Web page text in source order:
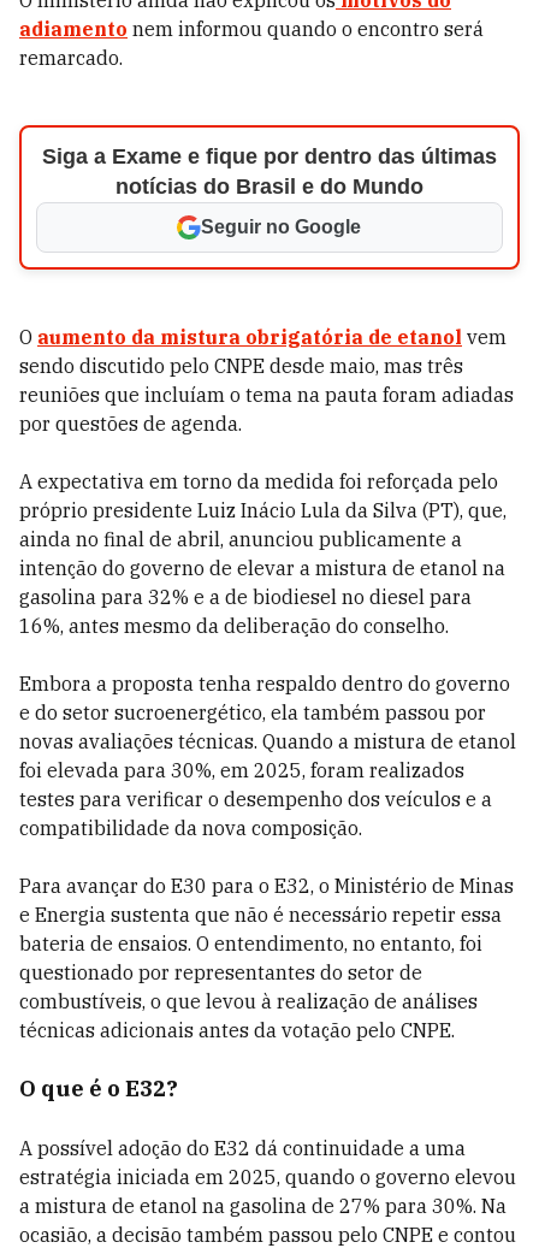
adiamento nem informou quando o encontro será
remarcado.
Siga a Exame e fique por dentro das últimas
notícias do Brasil e do Mundo
Seguir no Google
O aumento da mistura obrigatória de etanol vem
sendo discutido pelo CNPE desde maio, mas três
reuniões que incluíam o tema na pauta foram adiadas
por questões de agenda.
A expectativa em torno da medida foi reforçada pelo
próprio presidente Luiz Inácio Lula da Silva (PT), que,
ainda no final de abril, anunciou publicamente a
intenção do governo de elevar a mistura de etanol na
gasolina para 32% e a de biodiesel no diesel para
16%, antes mesmo da deliberação do conselho.
Embora a proposta tenha respaldo dentro do governo
e do setor sucroenergético, ela também passou por
novas avaliações técnicas. Quando a mistura de etanol
foi elevada para 30%, em 2025, foram realizados
testes para verificar o desempenho dos veículos e a
compatibilidade da nova composição.
Para avançar do E30 para o E32, o Ministério de Minas
e Energia sustenta que não é necessário repetir essa
bateria de ensaios. O entendimento, no entanto, foi
questionado por representantes do setor de
combustíveis, o que levou à realização de análises
técnicas adicionais antes da votação pelo CNPE.
O que é o E32?
A possível adoção do E32 dá continuidade a uma
estratégia iniciada em 2025, quando o governo elevou
a mistura de etanol na gasolina de 27% para 30%. Na
ocasião, a decisão também passou pelo CNPE e contou